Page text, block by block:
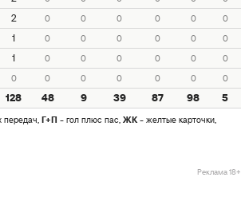
2 0 0 0 0 0 0
1 0 0 0 0 0 0
1 0 0 0 0 0
0
0
0 0 0 0 0 0
128 48 9 39 87 98 5
передач, Г+П - гол плюс пас, ЖК- желтые карточки,
Реклама 18+